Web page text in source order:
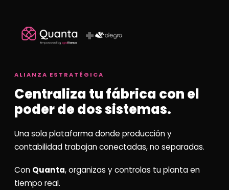
+
ALIANZA ESTRATÉGICA
Centraliza tu fábrica con el
poder de dos sistemas.
Una sola plataforma donde producción y
contabilidad trabajan conectadas, no separadas.
Con Quanta, organizas y controlas tu planta en
tiempo real.